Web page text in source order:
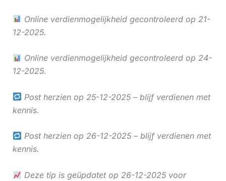
Online verdienmogelijkheid gecontroleerd op 21-
12-2025.
Online verdienmogelijkheid gecontroleerd op 24-
12-2025.
Post herzien op 25-12-2025 – blijf verdienen met
kennis.
Post herzien op 26-12-2025 – blijf verdienen met
kennis.
Deze tip is geüpdatet op 26-12-2025 voor